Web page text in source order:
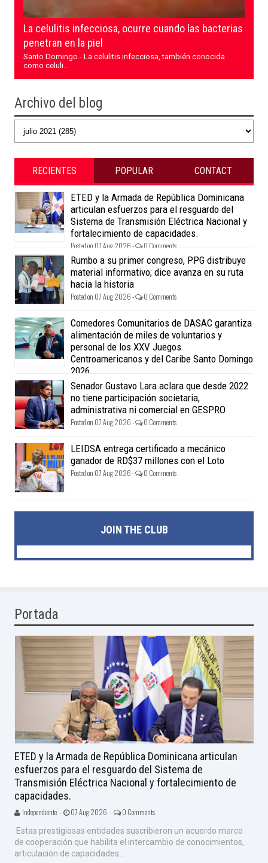
La celulitis infecciosa, ocurre cuando las bacterias
penetran en la piel
Santo Domingo.- La celulitis infecciosa, también conocida
como celuli...
Archivo del blog
RECIENTES POPULAR CONTACT
ETED y la Armada de República Dominicana
articulan esfuerzos para el resguardo del
Sistema de Transmisión Eléctrica Nacional y
fortalecimiento de capacidades.
Posted on 07 Aug 2026 - 0 Comments
Rumbo a su primer congreso, PPG distribuye
material informativo; dice avanza en su ruta
hacia la historia
Posted on 07 Aug 2026 - 0 Comments
Comedores Comunitarios de DASAC garantiza
alimentación de miles de voluntarios y
personal de los XXV Juegos
Centroamericanos y del Caribe Santo Domingo
2026
Posted on 07 Aug 2026 - 0 Comments
Senador Gustavo Lara aclara que desde 2022
no tiene participación societaria,
administrativa ni comercial en GESPRO
Posted on 07 Aug 2026 - 0 Comments
LEIDSA entrega certificado a mecánico
ganador de RD$37 millones con el Loto
Posted on 07 Aug 2026 - 0 Comments
JOIN THE CLUB
Portada
ETED y la Armada de República Dominicana articulan
esfuerzos para el resguardo del Sistema de
Transmisión Eléctrica Nacional y fortalecimiento de
capacidades.
Independiente - 07 Aug 2026 - 0 Comments
Estas prestigiosas entidades suscribieron un acuerdo marco
de cooperación que habilita el intercambio de conocimientos,
articulación de capacidades...